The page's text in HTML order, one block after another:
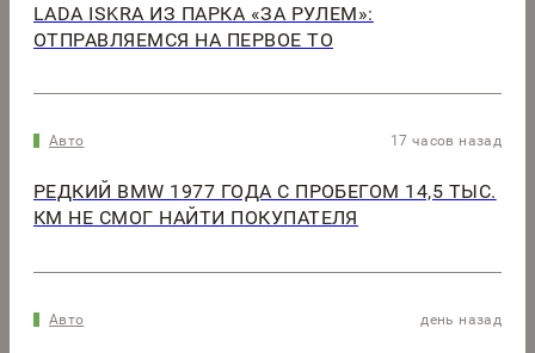
LADA ISKRA ИЗ ПАРКА «ЗА РУЛЕМ»:
ОТПРАВЛЯЕМСЯ НА ПЕРВОЕ ТО
Авто 17 часов назад
РЕДКИЙ BMW 1977 ГОДА С ПРОБЕГОМ 14,5 ТЫС.
КМ НЕ СМОГ НАЙТИ ПОКУПАТЕЛЯ
Авто день назад